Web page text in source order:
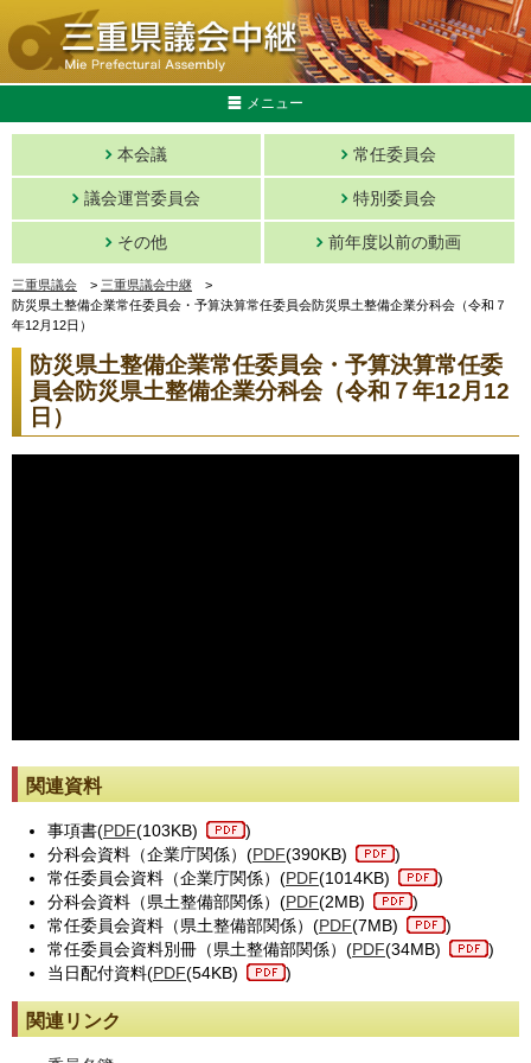
メニュー
本会議 常任委員会
議会運営委員会 特別委員会
その他 前年度以前の動画
三重県議会 > 三重県議会中継 >
防災県土整備企業常任委員会・予算決算常任委員会防災県土整備企業分科会（令和７
年12月12日）
防災県土整備企業常任委員会・予算決算常任委
員会防災県土整備企業分科会（令和７年12月12
日）
関連資料
事項書(PDF(103KB)
)
分科会資料（企業庁関係）(PDF(390KB)
)
常任委員会資料（企業庁関係）(PDF(1014KB)
)
分科会資料（県土整備部関係）(PDF(2MB)
)
常任委員会資料（県土整備部関係）(PDF(7MB)
)
常任委員会資料別冊（県土整備部関係）(PDF(34MB)
)
当日配付資料(PDF(54KB) )
関連リンク